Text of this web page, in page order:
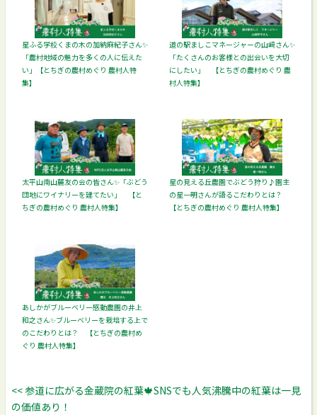
星ふる学校くまの木の加納麻紀子さん✨
「農村地域の魅力を多くの人に伝えた
い」【とちぎの農村めぐり 農村人特
集】
道の駅ましこマネージャーの山﨑さん✨
「たくさんのお客様との出会いを大切
にしたい」 【とちぎの農村めぐり 農
村人特集】
太平山南山麓友の会の皆さん✨「ぶどう
団地にワイナリーを建てたい」 【と
ちぎの農村めぐり 農村人特集】
星の見える丘農園でぶどう狩り♪園主
の星一明さんが語るこだわりとは？
【とちぎの農村めぐり 農村人特集】
あしかがブルーベリー感動農園の井上
和之さん✨ブルーベリーを栽培する上で
のこだわりとは？ 【とちぎの農村め
ぐり 農村人特集】
<< 参道に広がる金蔵院の紅葉🍁SNSでも人気沸騰中の紅葉は一見
の価値あり！